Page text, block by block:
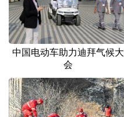
中国电动车助力迪拜气候大
会